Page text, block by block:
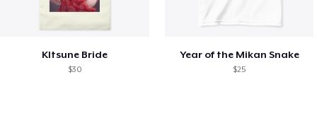
KItsune Bride
$30
Year of the Mikan Snake
$25